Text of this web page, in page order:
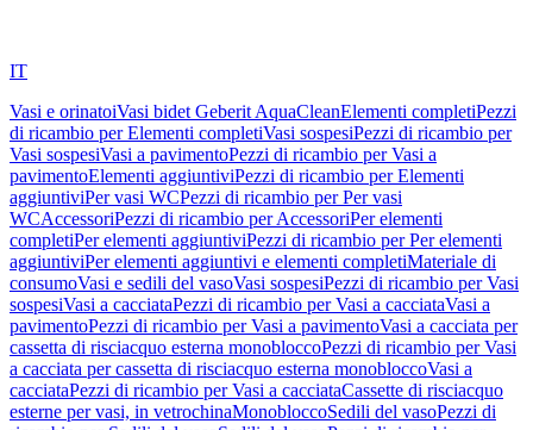
IT
Vasi e orinatoiVasi bidet Geberit AquaCleanElementi completiPezzi
di ricambio per Elementi completiVasi sospesiPezzi di ricambio per
Vasi sospesiVasi a pavimentoPezzi di ricambio per Vasi a
pavimentoElementi aggiuntiviPezzi di ricambio per Elementi
aggiuntiviPer vasi WCPezzi di ricambio per Per vasi
WCAccessoriPezzi di ricambio per AccessoriPer elementi
completiPer elementi aggiuntiviPezzi di ricambio per Per elementi
aggiuntiviPer elementi aggiuntivi e elementi completiMateriale di
consumoVasi e sedili del vasoVasi sospesiPezzi di ricambio per Vasi
sospesiVasi a cacciataPezzi di ricambio per Vasi a cacciataVasi a
pavimentoPezzi di ricambio per Vasi a pavimentoVasi a cacciata per
cassetta di risciacquo esterna monobloccoPezzi di ricambio per Vasi
a cacciata per cassetta di risciacquo esterna monobloccoVasi a
cacciataPezzi di ricambio per Vasi a cacciataCassette di risciacquo
esterne per vasi, in vetrochinaMonobloccoSedili del vasoPezzi di